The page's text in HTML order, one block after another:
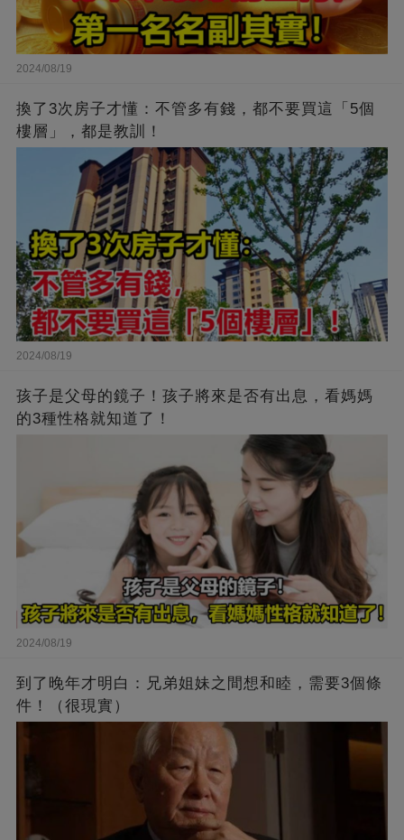
2024/08/19
換了3次房子才懂：不管多有錢，都不要買這「5個
樓層」，都是教訓！
2024/08/19
孩子是父母的鏡子！孩子將來是否有出息，看媽媽
的3種性格就知道了！
2024/08/19
到了晚年才明白：兄弟姐妹之間想和睦，需要3個條
件！（很現實）